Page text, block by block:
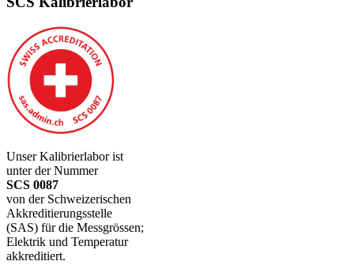
Unser Kalibrierlabor ist
unter der Nummer
SCS 0087
von der Schweizerischen
Akkreditierungsstelle
(SAS) für die Messgrössen;
Elektrik und Temperatur
akkreditiert.